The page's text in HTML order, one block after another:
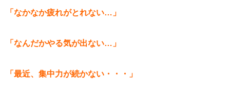
「なかなか疲れがとれない…」
「なんだかやる気が出ない…」
「最近、集中力が続かない・・・」